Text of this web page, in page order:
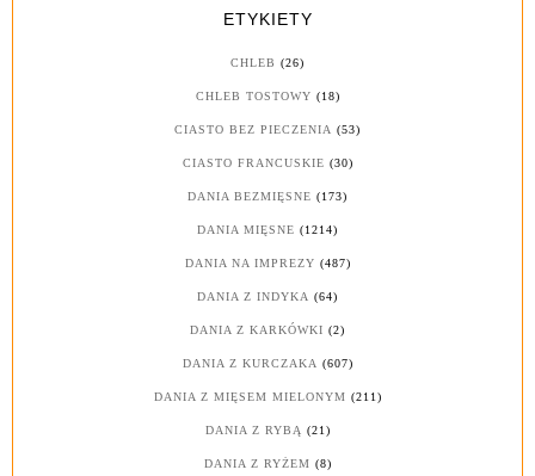
ETYKIETY
CHLEB (26)
CHLEB TOSTOWY (18)
CIASTO BEZ PIECZENIA (53)
CIASTO FRANCUSKIE (30)
DANIA BEZMIĘSNE (173)
DANIA MIĘSNE (1214)
DANIA NA IMPREZY (487)
DANIA Z INDYKA (64)
DANIA Z KARKÓWKI (2)
DANIA Z KURCZAKA (607)
DANIA Z MIĘSEM MIELONYM (211)
DANIA Z RYBĄ (21)
DANIA Z RYŻEM (8)